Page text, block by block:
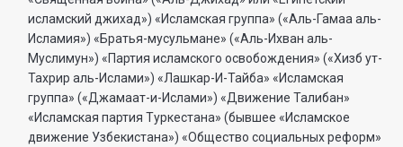
исламский джихад») «Исламская группа» («Аль-Гамаа аль-
Исламия») «Братья-мусульмане» («Аль-Ихван аль-
Муслимун») «Партия исламского освобождения» («Хизб ут-
Тахрир аль-Ислами») «Лашкар-И-Тайба» «Исламская
группа» («Джамаат-и-Ислами») «Движение Талибан»
«Исламская партия Туркестана» (бывшее «Исламское
движение Узбекистана») «Общество социальных реформ»